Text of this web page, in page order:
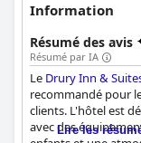
Information
Résumé des avis
Résumé par IA
Le Drury Inn &
recommandé pour
clients. L'hôtel est
avec desLire les